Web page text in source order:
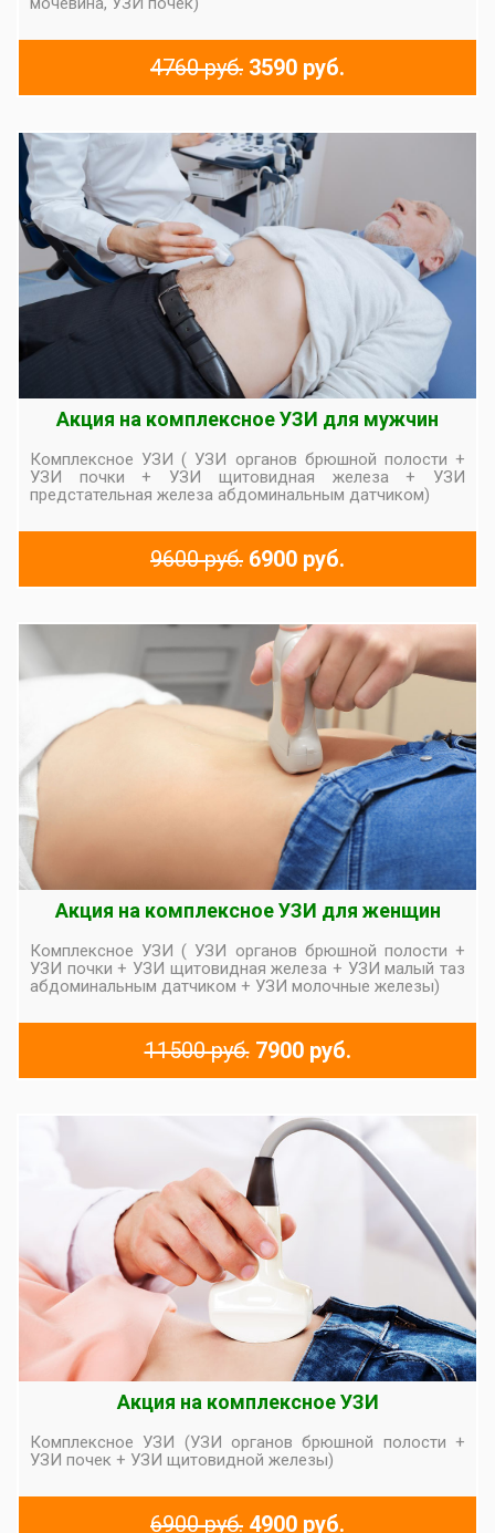
4760 руб. 3590 руб.
Акция на комплексное УЗИ для мужчин
Комплексное УЗИ ( УЗИ органов брюшной полости +
УЗИ почки + УЗИ щитовидная железа + УЗИ
предстательная железа абдоминальным датчиком)
9600 руб. 6900 руб.
Акция на комплексное УЗИ для женщин
Комплексное УЗИ ( УЗИ органов брюшной полости +
УЗИ почки + УЗИ щитовидная железа + УЗИ малый таз
абдоминальным датчиком + УЗИ молочные железы)
11500 руб.7900 руб.
Акция на комплексное УЗИ
Комплексное УЗИ (УЗИ органов брюшной полости +
УЗИ почек + УЗИ щитовидной железы)
6900 руб. 4900 руб.